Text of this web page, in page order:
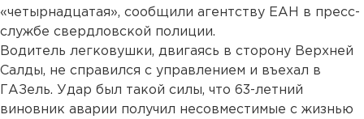
«четырнадцатая», сообщили агентству ЕАН в пресс-
службе свердловской полиции.
Водитель легковушки, двигаясь в сторону Верхней
Салды, не справился с управлением и въехал в
ГАЗель. Удар был такой силы, что 63-летний
виновник аварии получил несовместимые с жизнью